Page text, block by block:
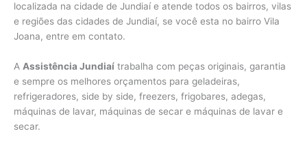
localizada na cidade de Jundiaí e atende todos os bairros, vilas
e regiões das cidades de Jundiaí, se você esta no bairro Vila
Joana, entre em contato.
A Assistência Jundiaí trabalha com peças originais, garantia
e sempre os melhores orçamentos para geladeiras,
refrigeradores, side by side, freezers, frigobares, adegas,
máquinas de lavar, máquinas de secar e máquinas de lavar e
secar.